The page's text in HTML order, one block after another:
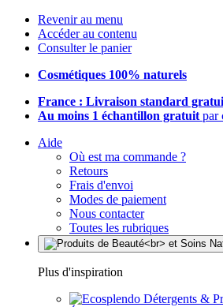
Revenir au menu
Accéder au contenu
Consulter le panier
Cosmétiques 100% naturels
France : Livraison standard
Au moins 1 échantillon gratuit par
Aide
Où est ma commande ?
Retours
Frais d'envoi
Modes de paiement
Nous contacter
Toutes les rubriques
Plus d'inspiration
Détergents &